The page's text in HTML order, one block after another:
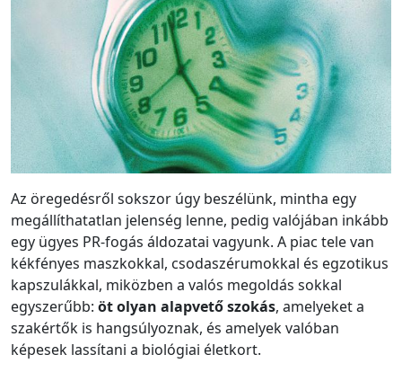
Az öregedésről sokszor úgy beszélünk, mintha egy
megállíthatatlan jelenség lenne, pedig valójában inkább
egy ügyes PR-fogás áldozatai vagyunk. A piac tele van
kékfényes maszkokkal, csodaszérumokkal és egzotikus
kapszulákkal, miközben a valós megoldás sokkal
egyszerűbb: öt olyan alapvető szokás, amelyeket a
szakértők is hangsúlyoznak, és amelyek valóban
képesek lassítani a biológiai életkort.